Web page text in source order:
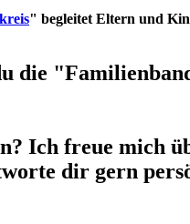
" begleitet Eltern und
die
Ich freue mich
dir gern